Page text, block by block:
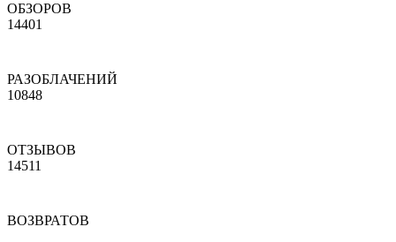
ОБЗОРОВ
14401
РАЗОБЛАЧЕНИЙ
10848
ОТЗЫВОВ
14511
ВОЗВРАТОВ